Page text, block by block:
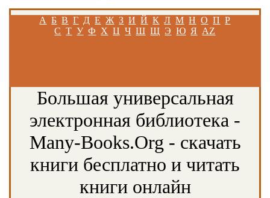
А Б В Г Д Е Ж З И Й К Л М Н О П Р
С Т У Ф Х Ц Ч Ш Щ Э Ю Я AZ
Большая универсальная
электронная библиотека -
Many-Books.Org - скачать
книги бесплатно и читать
книги онлайн